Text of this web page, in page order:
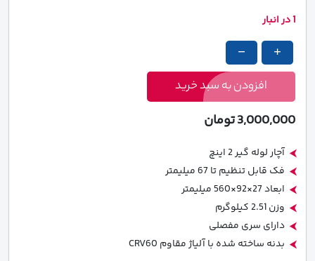
1 در انبار
آچار
لوله
2
اینچ
رونیکس
مدل
RH-
2520
عدد
آچار
لوله
2
اینچ
رونیکس
مدل
RH-
2520
عدد
+
-
افزودن به سبد خرید
3,000,000تومان
آچار لوله گیر 2 اینچ
فک قابل تنظیم تا 67 میلیمتر
ابعاد 27×92×560 میلیمتر
وزن 2.51 کیلوگرم
دارای سری مفصلی
بدنه ساخته شده با آلیاژ مقاوم CRV60